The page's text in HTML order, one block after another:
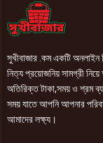
সুখীবাজার .কম একটি অনলাইন
নিত্য প্রয়োজনিয় সামগ্রী
অতিরিক্ত টাকা,সময় ও শ্রম
সময় যাতে আপনি আপনার
আমাদের লক্ষ্য।